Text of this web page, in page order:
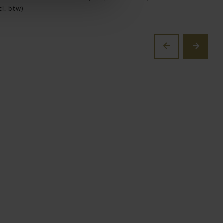
btw)